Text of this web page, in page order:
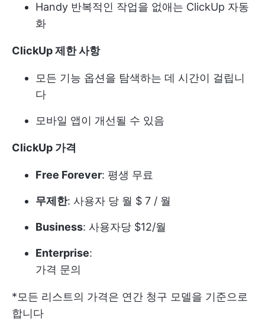
Handy 반복적인 작업을 없애는 ClickUp 자동
화
ClickUp 제한 사항
모든 기능 옵션을 탐색하는 데 시간이 걸립니
다
모바일 앱이 개선될 수 있음
ClickUp 가격
Free Forever: 평생 무료
무제한: 사용자 당 월 $ 7 / 월
Business: 사용자당 $12/월
Enterprise:
가격 문의
*모든 리스트의 가격은 연간 청구 모델을 기준으로
합니다